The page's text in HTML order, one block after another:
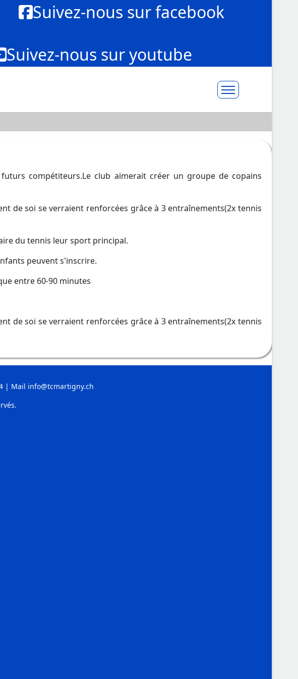
Suivez-nous sur facebook
Suivez-nous sur youtube
compétiteurs.Le club aimerait créer un groupe de copains
de soi se verraient renforcées grâce à 3 entraînements(2x tennis
du tennis leur sport principal.
peuvent s'inscrire.
entre 60-90 minutes
de soi se verraient renforcées grâce à 3 entraînements(2x tennis
| Mail info@tcmartigny.ch